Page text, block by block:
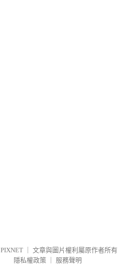
PIXNET
文章與圖片權利屬原作者所有
隱私權政策
服務聲明